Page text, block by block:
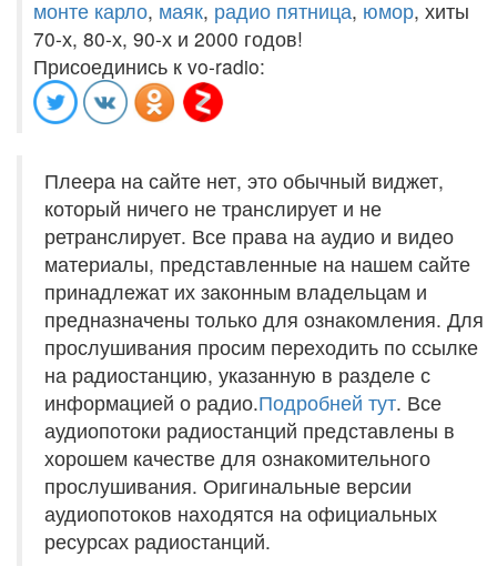
монте карло, маяк, радио пятница, юмор, хиты
70-х, 80-х, 90-х и 2000 годов!
Присоединись к vo-radio:
Плеера на сайте нет, это обычный виджет,
который ничего не транслирует и не
ретранслирует. Все права на аудио и видео
материалы, представленные на нашем сайте
принадлежат их законным владельцам и
предназначены только для ознакомления. Для
прослушивания просим переходить по ссылке
на радиостанцию, указанную в разделе с
информацией о радио.Подробней тут. Все
аудиопотоки радиостанций представлены в
хорошем качестве для ознакомительного
прослушивания. Оригинальные версии
аудиопотоков находятся на официальных
ресурсах радиостанций.